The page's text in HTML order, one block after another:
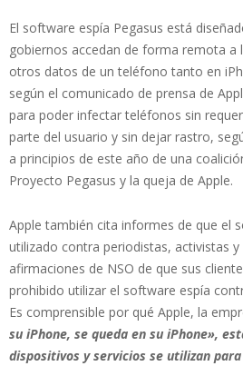
El software espía Pegasus está
gobiernos accedan de forma remota
otros datos de un teléfono tanto en
según el comunicado de prensa de
para poder infectar teléfonos sin
parte del usuario y sin dejar rastro,
a principios de este año de una
Proyecto Pegasus y la queja de Apple.
Apple también cita informes de que el
utilizado contra periodistas, activistas
afirmaciones de NSO de que sus
prohibido utilizar el software espía
Es comprensible por qué Apple, la
su iPhone, se queda en su iPhone»,
dispositivos y servicios se utilizan